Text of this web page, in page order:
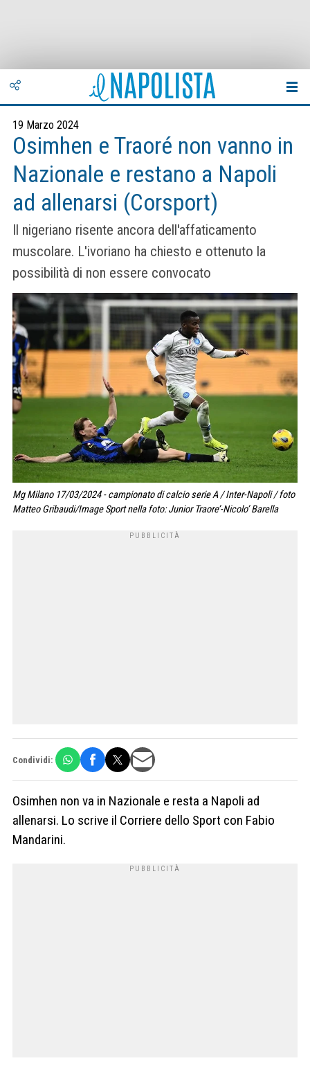
19 Marzo 2024
Osimhen e Traoré non vanno in
Nazionale e restano a Napoli
ad allenarsi (Corsport)
Il nigeriano risente ancora dell'affaticamento
muscolare. L'ivoriano ha chiesto e ottenuto la
possibilità di non essere convocato
Mg Milano 17/03/2024 - campionato di calcio serie A / Inter-Napoli / foto
Matteo Gribaudi/Image Sport nella foto: Junior Traore’-Nicolo’ Barella
Condividi:
Osimhen non va in Nazionale e resta a Napoli ad
allenarsi. Lo scrive il Corriere dello Sport con Fabio
Mandarini.